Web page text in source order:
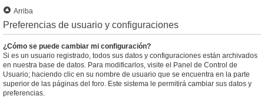
Arriba
Preferencias de usuario y configuraciones
¿Cómo se puede cambiar mi configuración?
Si es un usuario registrado, todos sus datos y configuraciones están archivados
en nuestra base de datos. Para modificarlos, visite el Panel de Control de
Usuario; haciendo clic en su nombre de usuario que se encuentra en la parte
superior de las páginas del foro. Este sistema le permitirá cambiar sus datos y
preferencias.